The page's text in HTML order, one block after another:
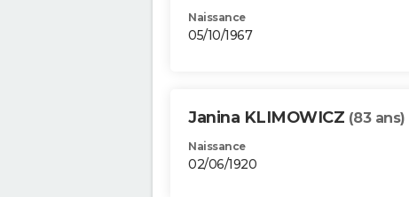
Naissance
05/10/1967
Janina KLIMOWICZ (83 ans)
Naissance
02/06/1920